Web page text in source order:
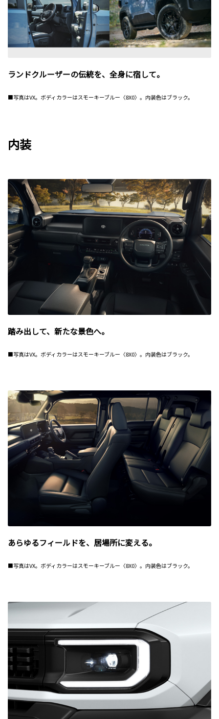
ランドクルーザーの伝統を、全身に宿して。
■写真はVX。ボディカラーはスモーキーブルー〈8X0〉。内装色はブラック。
内装
踏み出して、新たな景色へ。
■写真はVX。ボディカラーはスモーキーブルー〈8X0〉。内装色はブラック。
あらゆるフィールドを、居場所に変える。
■写真はVX。ボディカラーはスモーキーブルー〈8X0〉。内装色はブラック。